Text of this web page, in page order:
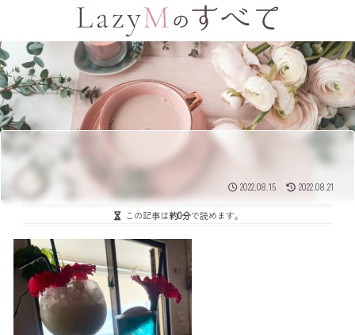
2022.08.15 2022.08.21
この記事は約0分で読めます。